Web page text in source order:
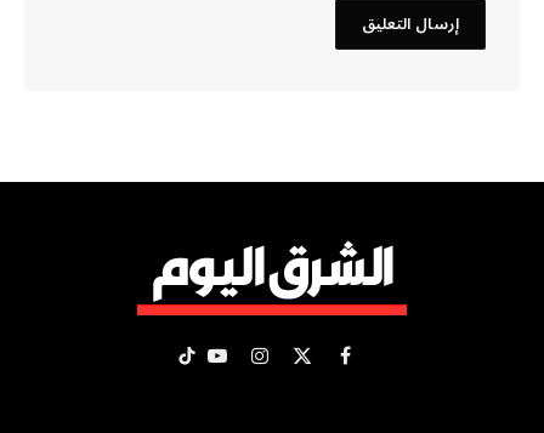
فيسبوك
X الانستغراميوتيوبتيكتوك